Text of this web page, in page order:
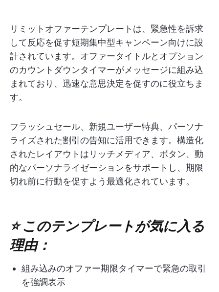
リミットオファーテンプレートは、緊急性を訴求
して反応を促す短期集中型キャンペーン向けに設
計されています。オファータイトルとオプション
のカウントダウンタイマーがメッセージに組み込
まれており、迅速な意思決定を促すのに役立ちま
す。
フラッシュセール、新規ユーザー特典、パーソナ
ライズされた割引の告知に活用できます。構造化
されたレイアウトはリッチメディア、ボタン、動
的なパーソナライゼーションをサポートし、期限
切れ前に行動を促すよう最適化されています。
⭐ このテンプレートが気に入る
理由：
組み込みのオファー期限タイマーで緊急の取引
を強調表示